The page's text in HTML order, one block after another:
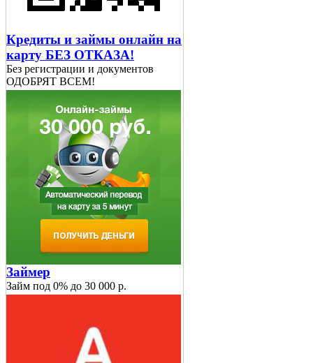
Кредиты и займы онлайн на
карту БЕЗ ОТКАЗА!
Без регистрации и документов
ОДОБРЯТ ВСЕМ!
Займер
Займ под 0% до 30 000 р.